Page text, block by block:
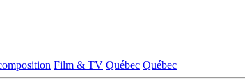
Film & TV Québec Québec